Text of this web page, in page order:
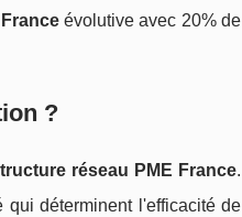
évolutive avec 20% de
?
réseau PME France.
qui déterminent l'efficacité de